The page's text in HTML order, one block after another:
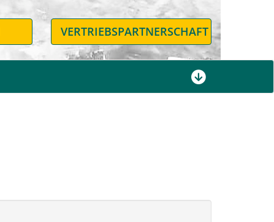
VERTRIEBSPARTNERSCHAFT